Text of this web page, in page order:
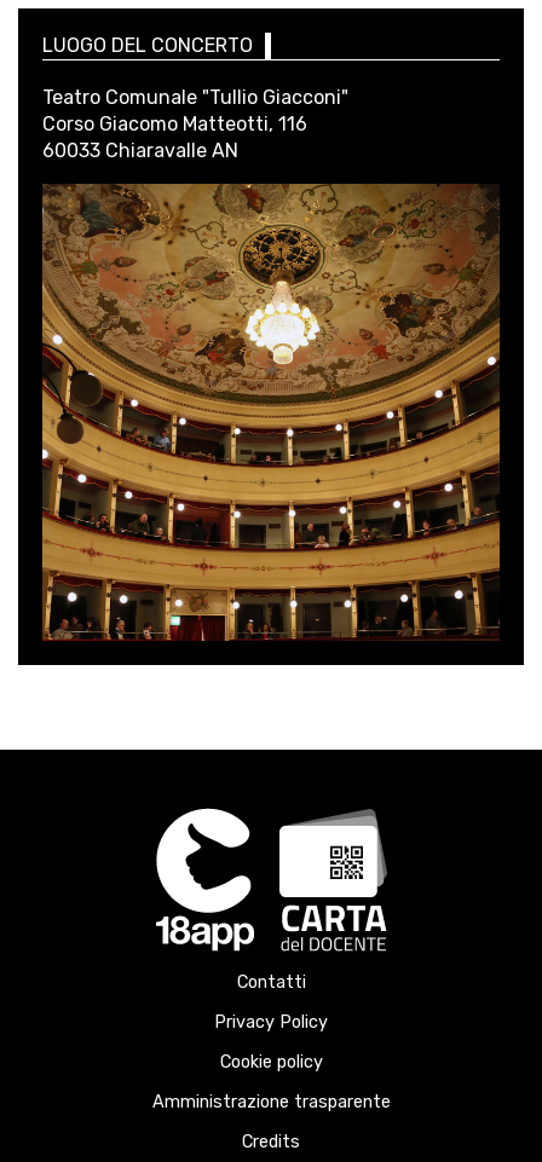
LUOGO DEL CONCERTO
Teatro Comunale "Tullio Giacconi"
Corso Giacomo Matteotti, 116
60033 Chiaravalle AN
Contatti
Privacy Policy
Cookie policy
Amministrazione trasparente
Credits